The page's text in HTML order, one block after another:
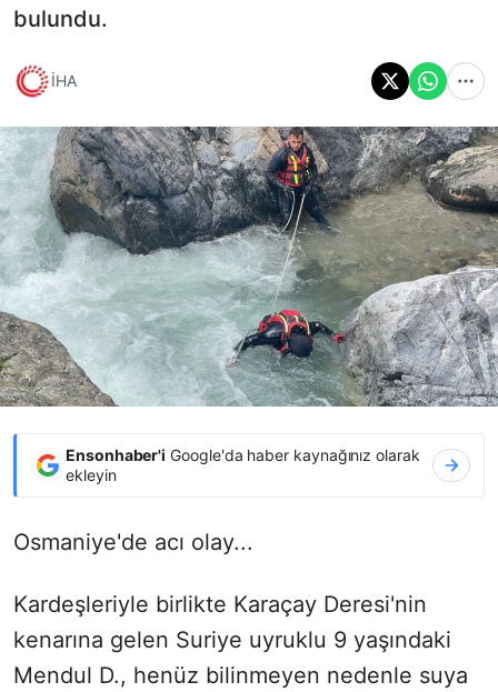
bulundu.
İHA
Ensonhaber'i Google'da haber kaynağınız olarak
ekleyin
Osmaniye'de acı olay...
Kardeşleriyle birlikte Karaçay Deresi'nin
kenarına gelen Suriye uyruklu 9 yaşındaki
Mendul D., henüz bilinmeyen nedenle suya